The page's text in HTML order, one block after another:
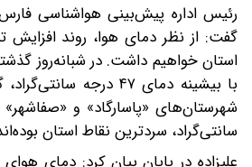
رئیس اداره پیش‌بینی هواشناسی فارس
گفت: از نظر دمای هوا، روند
استان خواهیم داشت. در شبانه‌روز
با بیشینه دمای ۴۷ درجه
سانتی‌گراد، سردترین نقاط استان
علیزاده در پایان بیان کرد: دمای هوای